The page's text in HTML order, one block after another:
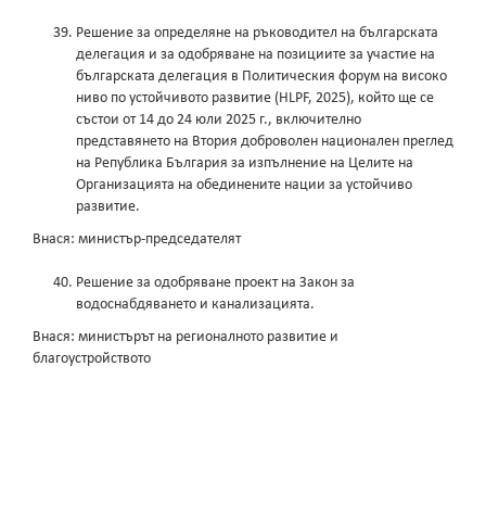
Решение за определяне на ръководител на българската
делегация и за одобряване на позициите за участие на
българската делегация в Политическия форум на високо
ниво по устойчивото развитие (HLPF, 2025), който ще се
състои от 14 до 24 юли 2025 г., включително
представянето на Втория доброволен национален преглед
на Република България за изпълнение на Целите на
Организацията на обединените нации за устойчиво
развитие.
Внася: министър-председателят
Решение за одобряване проект на Закон за
водоснабдяването и канализацията.
Внася: министърът на регионалното развитие и
благоустройството